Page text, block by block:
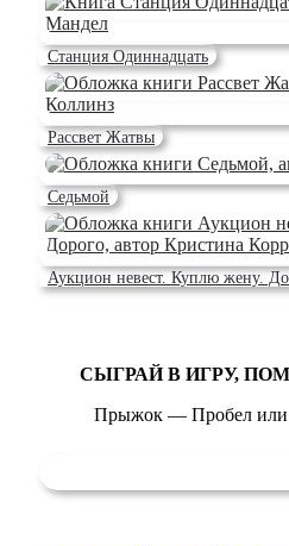
Станция Одиннадцать
Рассвет Жатвы
Седьмой
Аукцион невест. Куплю жену.
СЫГРАЙ В ИГРУ,
Прыжок — Пробел или